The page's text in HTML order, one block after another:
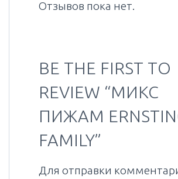
Отзывов пока нет.
BE THE FIRST TO
REVIEW “МИКС
ПИЖАМ
FAMILY”
Для отправки